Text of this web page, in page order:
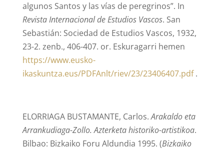
algunos Santos y las vías de peregrinos”. In
Revista Internacional de Estudios Vascos. San
Sebastián: Sociedad de Estudios Vascos, 1932,
23-2. zenb., 406-407. or. Eskuragarri hemen
https://www.eusko-
ikaskuntza.eus/PDFAnlt/riev/23/23406407.pdf.
ELORRIAGA BUSTAMANTE, Carlos.Arakaldo eta
Arrankudiaga-Zollo. Azterketa historiko-artistikoa.
Bilbao: Bizkaiko Foru Aldundia 1995. (Bizkaiko